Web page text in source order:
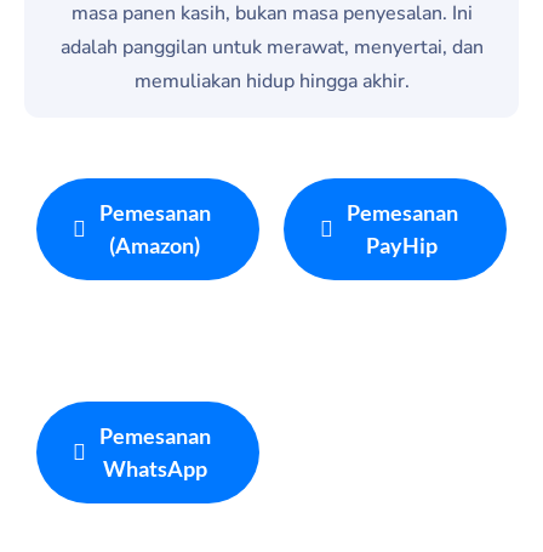
masa panen kasih, bukan masa penyesalan. Ini
adalah panggilan untuk merawat, menyertai, dan
memuliakan hidup hingga akhir.
Pemesanan
(Amazon)
Pemesanan
PayHip
Pemesanan
WhatsApp